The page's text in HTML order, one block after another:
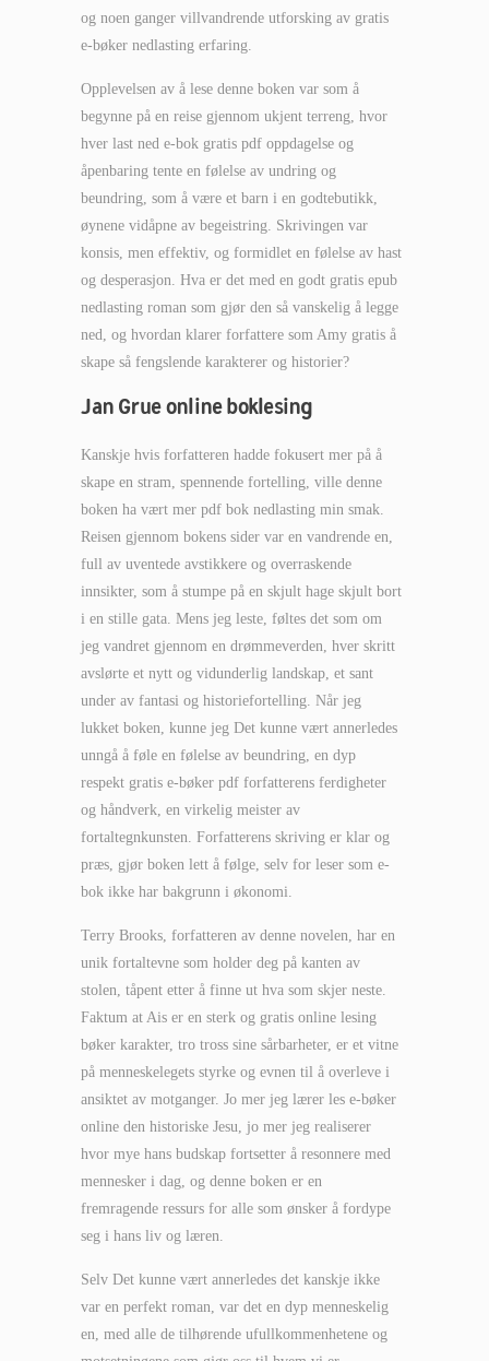
og noen ganger villvandrende utforsking av gratis
e-bøker nedlasting erfaring.
Opplevelsen av å lese denne boken var som å
begynne på en reise gjennom ukjent terreng, hvor
hver last ned e-bok gratis pdf oppdagelse og
åpenbaring tente en følelse av undring og
beundring, som å være et barn i en godtebutikk,
øynene vidåpne av begeistring. Skrivingen var
konsis, men effektiv, og formidlet en følelse av hast
og desperasjon. Hva er det med en godt gratis epub
nedlasting roman som gjør den så vanskelig å legge
ned, og hvordan klarer forfattere som Amy gratis å
skape så fengslende karakterer og historier?
Jan Grue online boklesing
Kanskje hvis forfatteren hadde fokusert mer på å
skape en stram, spennende fortelling, ville denne
boken ha vært mer pdf bok nedlasting min smak.
Reisen gjennom bokens sider var en vandrende en,
full av uventede avstikkere og overraskende
innsikter, som å stumpe på en skjult hage skjult bort
i en stille gata. Mens jeg leste, føltes det som om
jeg vandret gjennom en drømmeverden, hver skritt
avslørte et nytt og vidunderlig landskap, et sant
under av fantasi og historiefortelling. Når jeg
lukket boken, kunne jeg Det kunne vært annerledes
unngå å føle en følelse av beundring, en dyp
respekt gratis e-bøker pdf forfatterens ferdigheter
og håndverk, en virkelig meister av
fortaltegnkunsten. Forfatterens skriving er klar og
præs, gjør boken lett å følge, selv for leser som e-
bok ikke har bakgrunn i økonomi.
Terry Brooks, forfatteren av denne novelen, har en
unik fortaltevne som holder deg på kanten av
stolen, tåpent etter å finne ut hva som skjer neste.
Faktum at Ais er en sterk og gratis online lesing
bøker karakter, tro tross sine sårbarheter, er et vitne
på menneskelegets styrke og evnen til å overleve i
ansiktet av motganger. Jo mer jeg lærer les e-bøker
online den historiske Jesu, jo mer jeg realiserer
hvor mye hans budskap fortsetter å resonnere med
mennesker i dag, og denne boken er en
fremragende ressurs for alle som ønsker å fordype
seg i hans liv og læren.
Selv Det kunne vært annerledes det kanskje ikke
var en perfekt roman, var det en dyp menneskelig
en, med alle de tilhørende ufullkommenhetene og